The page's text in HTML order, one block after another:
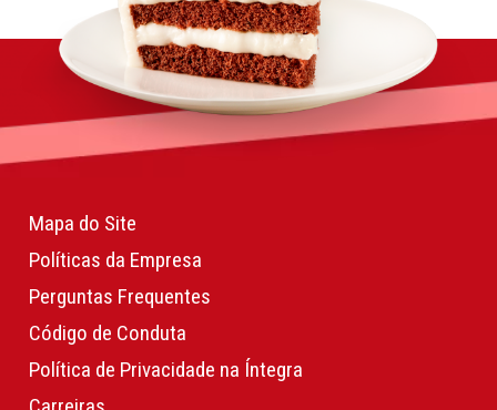
Mapa do Site
Políticas da Empresa
Perguntas Frequentes
Código de Conduta
Política de Privacidade na Íntegra